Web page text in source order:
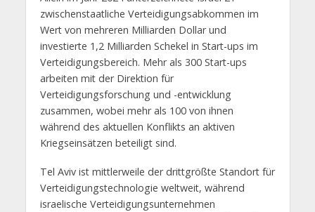
zwischenstaatliche Verteidigungsabkommen im
Wert von mehreren Milliarden Dollar und
investierte 1,2 Milliarden Schekel in Start-ups im
Verteidigungsbereich. Mehr als 300 Start-ups
arbeiten mit der Direktion für
Verteidigungsforschung und -entwicklung
zusammen, wobei mehr als 100 von ihnen
während des aktuellen Konflikts an aktiven
Kriegseinsätzen beteiligt sind.
Tel Aviv ist mittlerweile der drittgrößte Standort für
Verteidigungstechnologie weltweit, während
israelische Verteidigungsunternehmen